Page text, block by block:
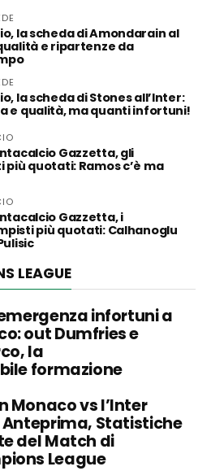
la scheda di Amondarain al
e ripartenze da
la scheda di Stones all’Inter:
e qualità, ma quanti infortuni!
Gazzetta, gli
quotati: Ramos c’è ma
Gazzetta, i
più quotati: Calhanoglu
LEAGUE
infortuni a
out Dumfries e
la
formazione
Monaco vs l’Inter
Anteprima, Statistiche
del Match di
League